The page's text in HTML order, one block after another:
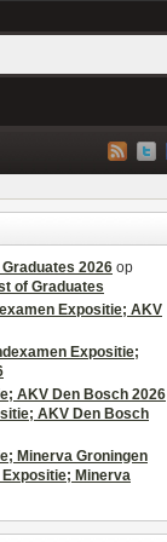
2026 op
of Graduates
Expositie; AKV
Expositie;
AKV Den Bosch 2026
AKV Den Bosch
Minerva Groningen
Expositie; Minerva